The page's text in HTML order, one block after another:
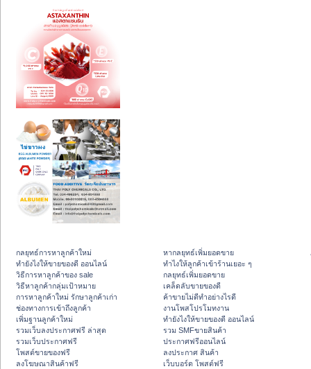
กลยุทธ์การหาลูกค้าใหม่
ทํายังไงให้ขายของดี ออนไลน์
วิธีการหาลูกค้าของ sale
วิธีหาลูกค้ากลุ่มเป้าหมาย
การหาลูกค้าใหม่ รักษาลูกค้าเก่า
ช่องทางการเข้าถึงลูกค้า
เพิ่มฐานลูกค้าใหม่
รวมเว็บลงประกาศฟรี ล่าสุด
รวมเว็บประกาศฟรี
โพสต์ขายของฟรี
ลงโฆษณาสินค้าฟรี
หากลยุทธ์เพิ่มยอดขาย
ทําไงให้ลูกค้าเข้าร้านเยอะ ๆ
กลยุทธ์เพิ่มยอดขาย
เคล็ดลับขายของดี
ค้าขายไม่ดีทำอย่างไรดี
งานโพสโปรโมทงาน
ทํายังไงให้ขายของดี ออนไลน์
รวม SMFขายสินค้า
ประกาศฟรีออนไลน์
ลงประกาศ สินค้า
เว็บบอร์ด โพสต์ฟรี